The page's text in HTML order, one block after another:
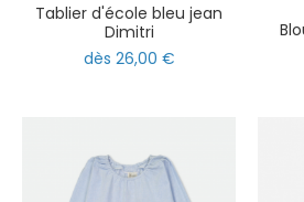
Tablier d'école bleu jean
Dimitri
dès 26,00 €